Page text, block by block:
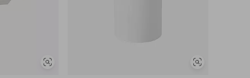
Näytä
Näytä